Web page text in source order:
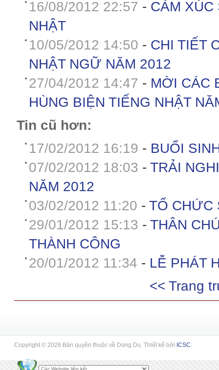
16/08/2012 22:57 - CẢM XÚC
NHẬT
10/05/2012 14:50 - CHI TIẾT
NHẬT NGỮ NĂM 2012
27/04/2012 14:47 - MỜI CÁC
HÙNG BIỆN TIẾNG NHẬT
Tin cũ hơn:
17/02/2012 16:19 - BUỔI
07/02/2012 18:03 - TRẢI
NĂM 2012
03/02/2012 11:20 - TỔ CHỨC
29/01/2012 15:13 - THÂN
THÀNH CÔNG
20/01/2012 11:34 - LỄ PHÁT
<< Trang
Copyright © 2026 Bản quyền thuộc về Dong Du. Thiết kế bởi ICSC.